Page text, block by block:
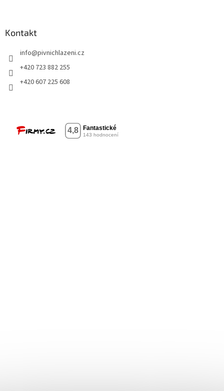
Kontakt
info@pivnichlazeni.cz
+420 723 882 255
+420 607 225 608